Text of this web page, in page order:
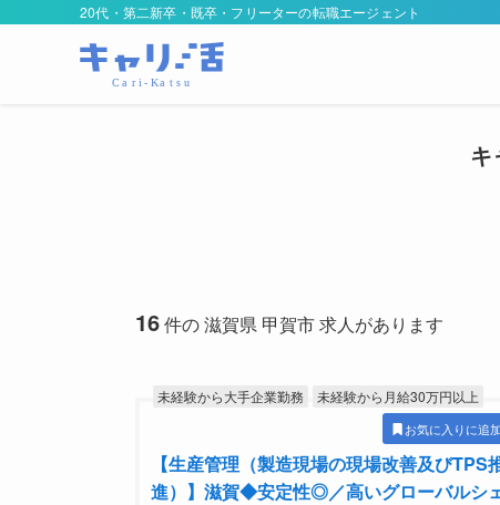
20代・第二新卒・既卒・フリーターの転職エージェント
キ
16件の 滋賀県 甲賀市 求人があります
未経験から大手企業勤務 未経験から月給30万円以上
お気に入りに追加
【生産管理（製造現場の現場改善及びTPS
進）】滋賀◆安定性◎／高いグローバルシ